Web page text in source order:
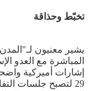
تخبّط وحذاقة
يشير معنيون
المباشرة مع العدو
إشارات أميركية
29 لتصبح جلسات